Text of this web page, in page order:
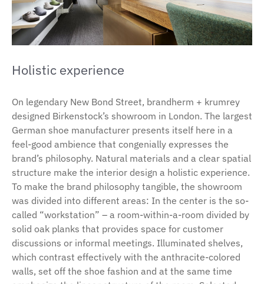
Holistic experience
On legendary New Bond Street, brandherm + krumrey
designed Birkenstock’s showroom in London. The largest
German shoe manufacturer presents itself here in a
feel-good ambience that congenially expresses the
brand’s philosophy. Natural materials and a clear spatial
structure make the interior design a holistic experience.
To make the brand philosophy tangible, the showroom
was divided into different areas: In the center is the so-
called “workstation” – a room-within-a-room divided by
solid oak planks that provides space for customer
discussions or informal meetings. Illuminated shelves,
which contrast effectively with the anthracite-colored
walls, set off the shoe fashion and at the same time